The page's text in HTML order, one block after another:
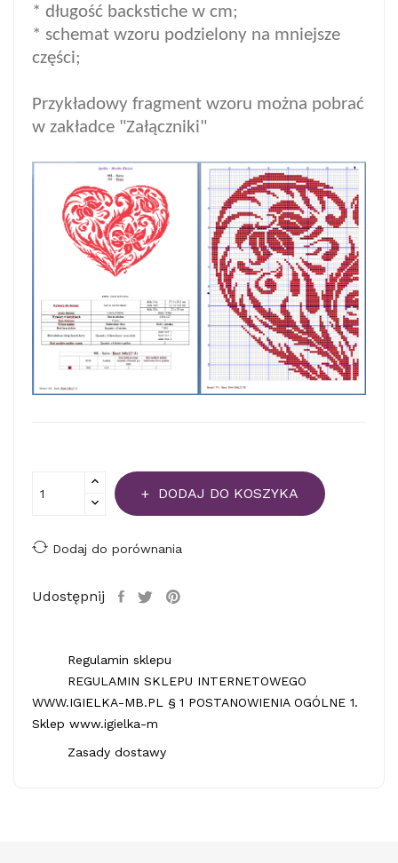
* długość backstiche w cm;
* schemat wzoru podzielony na mniejsze
części;
Przykładowy fragment wzoru można pobrać
w zakładce "Załączniki"
DODAJ DO KOSZYKA
Dodaj do porównania
Udostępnij
Regulamin sklepu
REGULAMIN SKLEPU INTERNETOWEGO
WWW.IGIELKA-MB.PL § 1 POSTANOWIENIA OGÓLNE 1.
Sklep www.igielka-m
Zasady dostawy